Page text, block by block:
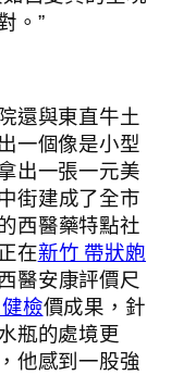
。”
與東直牛土
一個像是小型
出一張一元美
街建成了全市
西醫藥特點社
在新竹 帶狀皰
醫安康評價尺
檢價成果，針
瓶的處境更
他感到一股強